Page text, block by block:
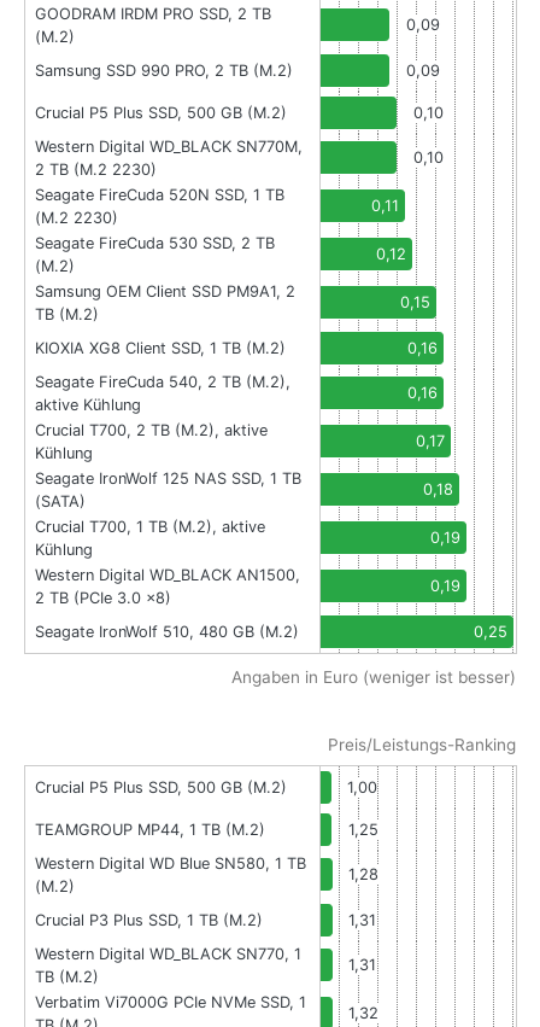
GOODRAM IRDM PRO SSD, 2 TB
(M.2)
0,09
Samsung SSD 990 PRO, 2 TB (M.2) 0,09
Crucial P5 Plus SSD, 500 GB (M.2)
0,10
Western Digital WD_BLACK SN770M,
2 TB (M.2 2230)
0,10
Seagate FireCuda 520N SSD, 1 TB
(M.2 2230)
0,11
Seagate FireCuda 530 SSD, 2 TB
(M.2)
0,12
Samsung OEM Client SSD PM9A1, 2
TB (M.2)
0,15
KIOXIA XG8 Client SSD, 1 TB (M.2)
0,16
Seagate FireCuda 540, 2 TB (M.2),
aktive Kühlung
0,16
Crucial T700, 2 TB (M.2), aktive
Kühlung
0,17
Seagate IronWolf 125 NAS SSD, 1 TB
(SATA)
0,18
Crucial T700, 1 TB (M.2), aktive
Kühlung
0,19
Western Digital WD_BLACK AN1500,
2 TB (PCIe 3.0 x8)
0,19
Seagate IronWolf 510, 480 GB (M.2) 0,25
Angaben in Euro (weniger ist besser)
Preis/Leistungs-Ranking
Crucial P5 Plus SSD, 500 GB (M.2) 1,00
TEAMGROUP MP44, 1 TB (M.2)
1,25
Western Digital WD Blue SN580, 1 TB
(M.2)
1,28
Crucial P3 Plus SSD, 1 TB (M.2)
1,31
Western Digital WD_BLACK SN770, 1
TB (M.2)
1,31
Verbatim Vi7000G PCIe NVMe SSD, 1
1,32